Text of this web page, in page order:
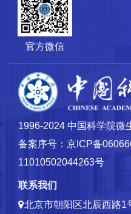
官方微信
1996-2024 中国科学院微
备案序号：京ICP备
11010502044263号
联系我们
北京市朝阳区北辰西路1